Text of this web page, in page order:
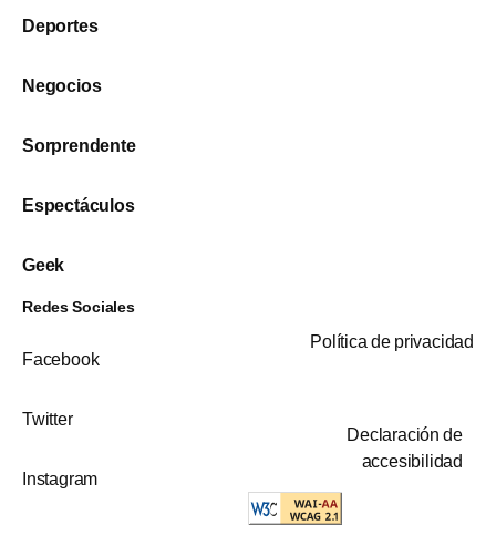
Deportes
Negocios
Sorprendente
Espectáculos
Geek
Redes Sociales
Facebook
Twitter
Instagram
Política de privacidad
Declaración de
accesibilidad